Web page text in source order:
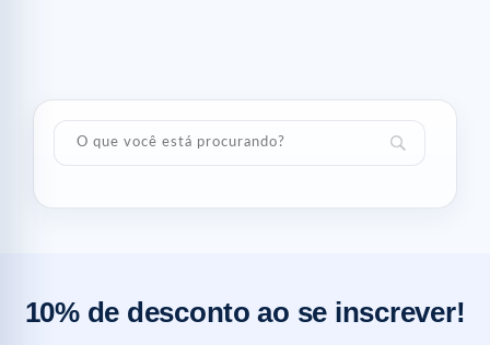
10% de desconto ao se inscrever!